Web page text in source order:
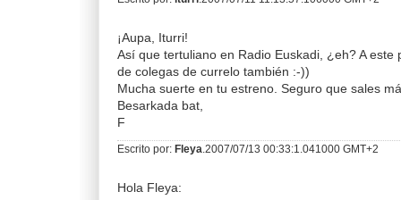
¡Aupa, Iturri!
Así que tertuliano en Radio Euskadi, ¿eh? A este
de colegas de currelo también :-))
Mucha suerte en tu estreno. Seguro que sales
Besarkada bat,
F
Escrito por: Fleya .2007/07/13 00:33:1.041000 GMT+2
Hola Fleya: